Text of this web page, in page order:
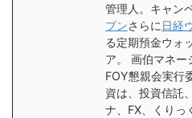
管理人。キャン
ブンさらに 日経
る定期預金ウォ
ア。 画伯マネー
FOY懇親会実行
資は、投資信託
ナ、FX、くりっ